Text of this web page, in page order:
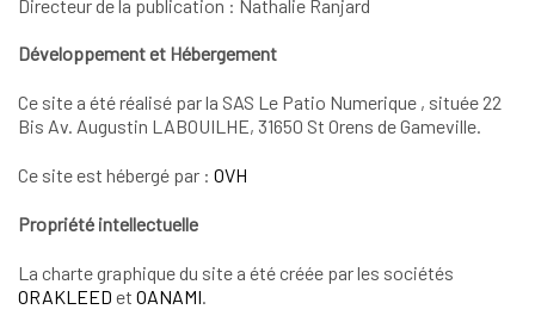
Directeur de la publication : Nathalie Ranjard
Développement et Hébergement
Ce site a été réalisé par la SAS Le Patio Numerique , située 22
Bis Av. Augustin LABOUILHE, 31650 St Orens de Gameville.
Ce site est hébergé par : OVH
Propriété intellectuelle
La charte graphique du site a été créée par les sociétés
ORAKLEED et OANAMI